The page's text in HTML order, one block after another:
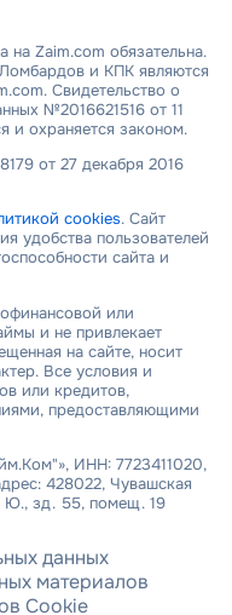
на Zaim.com обязательна.
и КПК являются
Свидетельство о
№2016621516 от 11
и охраняется законом.
от 27 декабря 2016
cookies. Сайт
удобства пользователей
сайта и
или
и не привлекает
на сайте, носит
Все условия и
или кредитов,
предоставляющими
ИНН: 7723411020,
428022, Чувашская
Ю., зд. 55, помещ. 19
данных
материалов
Cookie